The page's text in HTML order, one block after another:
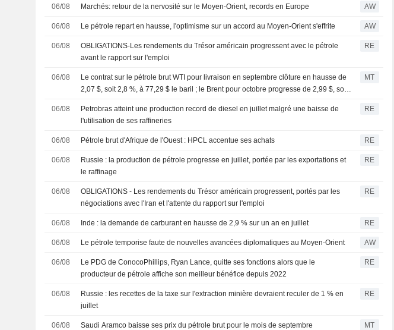
06/08 Marchés: retour de la nervosité sur le Moyen-Orient, records en Europe AW
06/08 Le pétrole repart en hausse, l'optimisme sur un accord au Moyen-Orient s'effrite AW
06/08
OBLIGATIONS-Les rendements du Trésor américain progressent avec le pétrole
avant le rapport sur l'emploi
RE
06/08
Le contrat sur le pétrole brut WTI pour livraison en septembre clôture en hausse de
2,07 $, soit 2,8 %, à 77,29 $ le baril ; le Brent pour octobre progresse de 2,99 $, soit
MT
06/08
Petrobras atteint une production record de diesel en juillet malgré une baisse de
l'utilisation de ses raffineries
RE
06/08 Pétrole brut d'Afrique de l'Ouest : HPCL accentue ses achats RE
06/08
Russie : la production de pétrole progresse en juillet, portée par les exportations et
le raffinage
RE
06/08
OBLIGATIONS - Les rendements du Trésor américain progressent, portés par les
négociations avec l'Iran et l'attente du rapport sur l'emploi
RE
06/08 Inde : la demande de carburant en hausse de 2,9 % sur un an en juillet RE
06/08 Le pétrole temporise faute de nouvelles avancées diplomatiques au Moyen-Orient AW
06/08
Le PDG de ConocoPhillips, Ryan Lance, quitte ses fonctions alors que le
producteur de pétrole affiche son meilleur bénéfice depuis 2022
RE
06/08
Russie : les recettes de la taxe sur l'extraction minière devraient reculer de 1 % en
juillet
RE
06/08 Saudi Aramco baisse ses prix du pétrole brut pour le mois de septembre MT